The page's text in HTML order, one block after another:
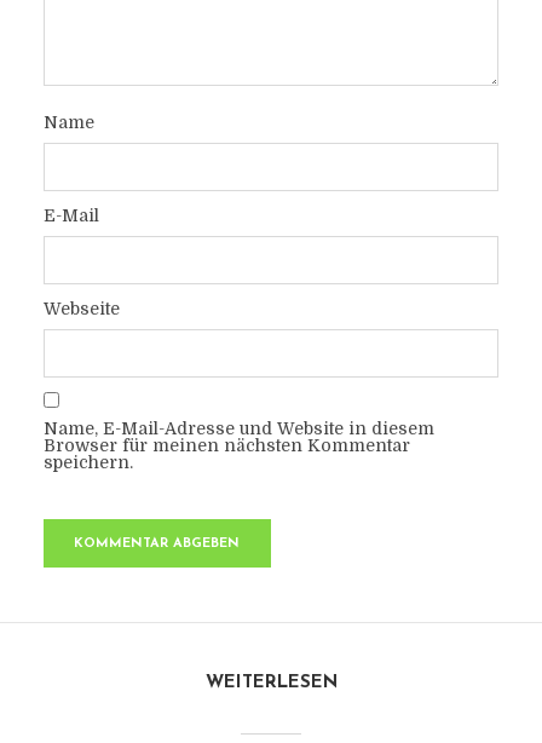
Name
E-Mail
Webseite
Name, E-Mail-Adresse und Website in diesem
Browser für meinen nächsten Kommentar
speichern.
WEITERLESEN